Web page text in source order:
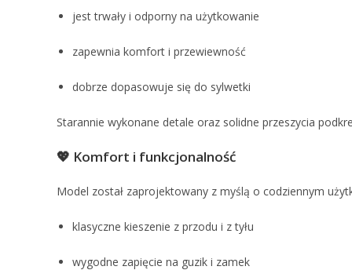
jest trwały i odporny na użytkowanie
zapewnia komfort i przewiewność
dobrze dopasowuje się do sylwetki
Starannie wykonane detale oraz solidne przeszycia
💖 Komfort i funkcjonalność
Model został zaprojektowany z myślą o codziennym
klasyczne kieszenie z przodu i z tyłu
wygodne zapięcie na guzik i zamek